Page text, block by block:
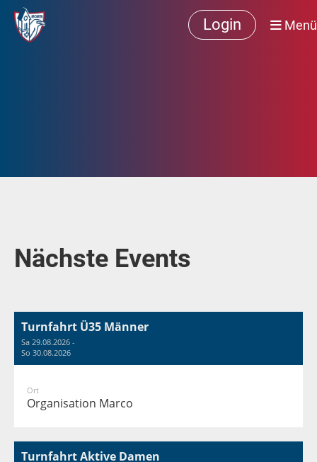
Login Menü
Nächste Events
Turnfahrt Ü35 Männer
Sa 29.08.2026 -
So 30.08.2026
Ort
Organisation Marco
Turnfahrt Aktive Damen